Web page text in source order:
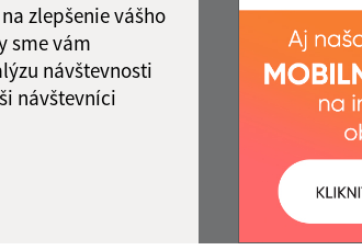
zlepšenie vášho
sme vám
návštevnosti
návštevníci